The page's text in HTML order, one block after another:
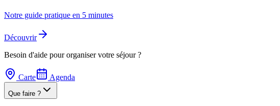
Notre guide pratique en 5 minutes
Découvrir
Besoin d'aide pour organiser votre séjour ?
Carte Agenda
Que faire ?